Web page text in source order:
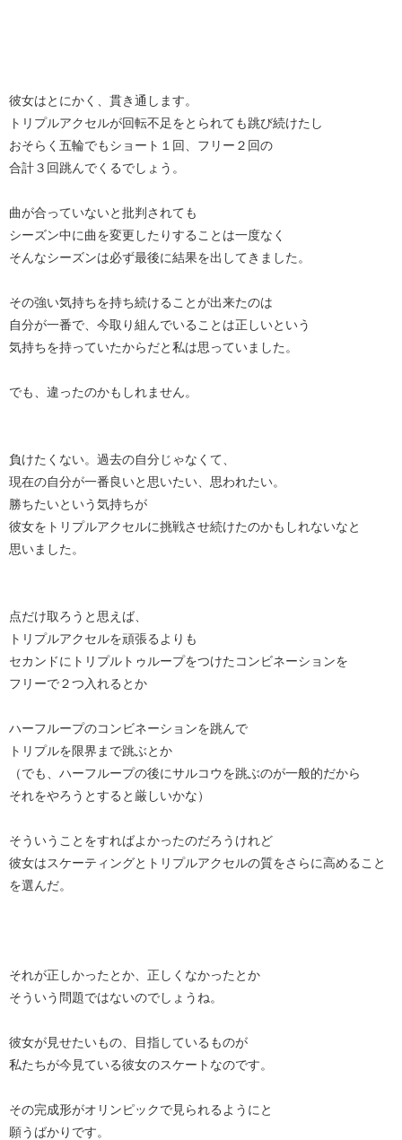
彼女はとにかく、貫き通します。
トリプルアクセルが回転不足をとられても跳び続けたし
おそらく五輪でもショート１回、フリー２回の
合計３回跳んでくるでしょう。
曲が合っていないと批判されても
シーズン中に曲を変更したりすることは一度なく
そんなシーズンは必ず最後に結果を出してきました。
その強い気持ちを持ち続けることが出来たのは
自分が一番で、今取り組んでいることは正しいという
気持ちを持っていたからだと私は思っていました。
でも、違ったのかもしれません。
負けたくない。過去の自分じゃなくて、
現在の自分が一番良いと思いたい、思われたい。
勝ちたいという気持ちが
彼女をトリプルアクセルに挑戦させ続けたのかもしれないなと
思いました。
点だけ取ろうと思えば、
トリプルアクセルを頑張るよりも
セカンドにトリプルトゥループをつけたコンビネーションを
フリーで２つ入れるとか
ハーフループのコンビネーションを跳んで
トリプルを限界まで跳ぶとか
（でも、ハーフループの後にサルコウを跳ぶのが一般的だから
それをやろうとすると厳しいかな）
そういうことをすればよかったのだろうけれど
彼女はスケーティングとトリプルアクセルの質をさらに高めること
を選んだ。
それが正しかったとか、正しくなかったとか
そういう問題ではないのでしょうね。
彼女が見せたいもの、目指しているものが
私たちが今見ている彼女のスケートなのです。
その完成形がオリンピックで見られるようにと
願うばかりです。